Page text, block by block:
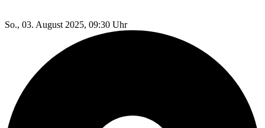
So., 03. August 2025, 09:30 Uhr